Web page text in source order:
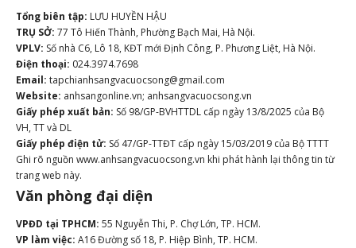
Tổng biên tập: LƯU HUYỀN HẬU
TRỤ SỞ: 77 Tô Hiến Thành, Phường Bạch Mai, Hà Nội.
VPLV: Số nhà C6, Lô 18, KĐT mới Định Công, P. Phương Liệt, Hà Nội.
Điện thoại: 024.3974.7698
Email: tapchianhsangvacuocsong@gmail.com
Website: anhsangonline.vn; anhsangvacuocsong.vn
Giấy phép xuất bản: Số 98/GP-BVHTTDL cấp ngày 13/8/2025 của Bộ
VH, TT và DL
Giấy phép điện tử: Số 47/GP-TTĐT cấp ngày 15/03/2019 của Bộ TTTT
Ghi rõ nguồn www.anhsangvacuocsong.vn khi phát hành lại thông tin từ
trang web này.
Văn phòng đại diện
VPĐD tại TPHCM: 55 Nguyễn Thi, P. Chợ Lớn, TP. HCM.
VP làm việc: A16 Đường số 18, P. Hiệp Bình, TP. HCM.